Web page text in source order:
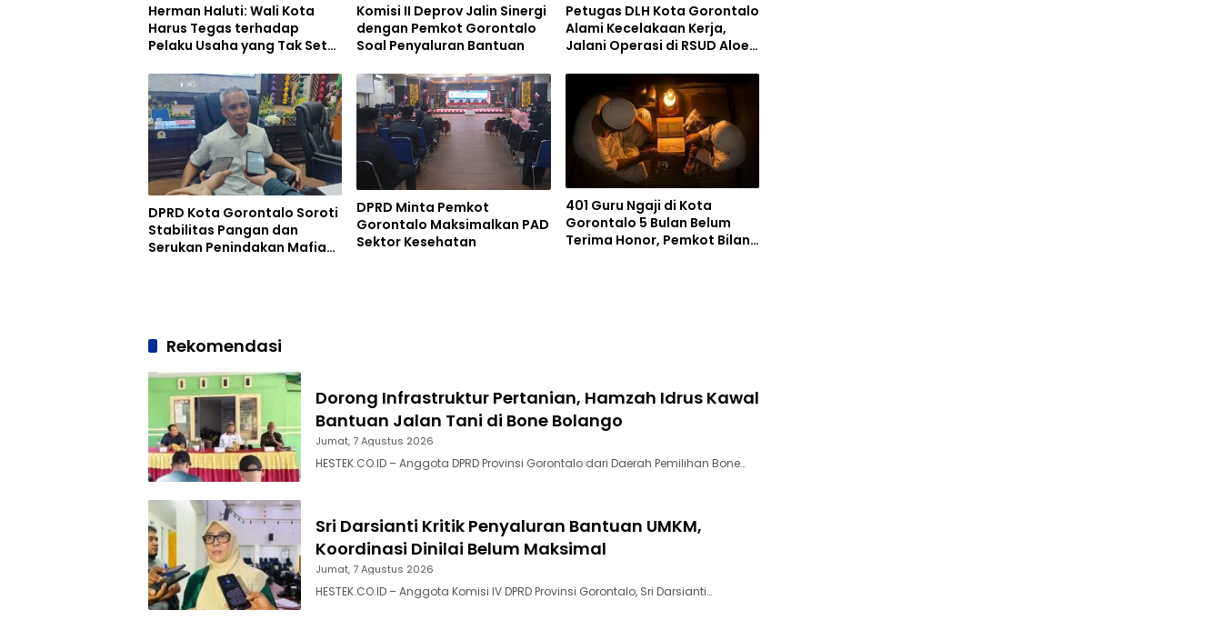
Herman Haluti: Wali Kota
Harus Tegas terhadap
Pelaku Usaha yang Tak Setor
Komisi II Deprov Jalin Sinergi
dengan Pemkot Gorontalo
Soal Penyaluran Bantuan
Petugas DLH Kota Gorontalo
Alami Kecelakaan Kerja,
Jalani Operasi di RSUD Aloe
DPRD Kota Gorontalo Soroti
Stabilitas Pangan dan
Serukan Penindakan Mafia
DPRD Minta Pemkot
Gorontalo Maksimalkan PAD
Sektor Kesehatan
401 Guru Ngaji di Kota
Gorontalo 5 Bulan Belum
Terima Honor, Pemkot Bilang
Rekomendasi
Dorong Infrastruktur Pertanian, Hamzah Idrus Kawal
Bantuan Jalan Tani di Bone Bolango
Jumat, 7 Agustus 2026
HESTEK.CO.ID – Anggota DPRD Provinsi Gorontalo dari Daerah Pemilihan Bone…
Sri Darsianti Kritik Penyaluran Bantuan UMKM,
Koordinasi Dinilai Belum Maksimal
Jumat, 7 Agustus 2026
HESTEK.CO.ID – Anggota Komisi IV DPRD Provinsi Gorontalo, Sri Darsianti…